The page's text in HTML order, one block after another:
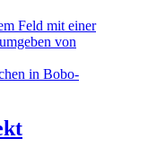
in Bobo-